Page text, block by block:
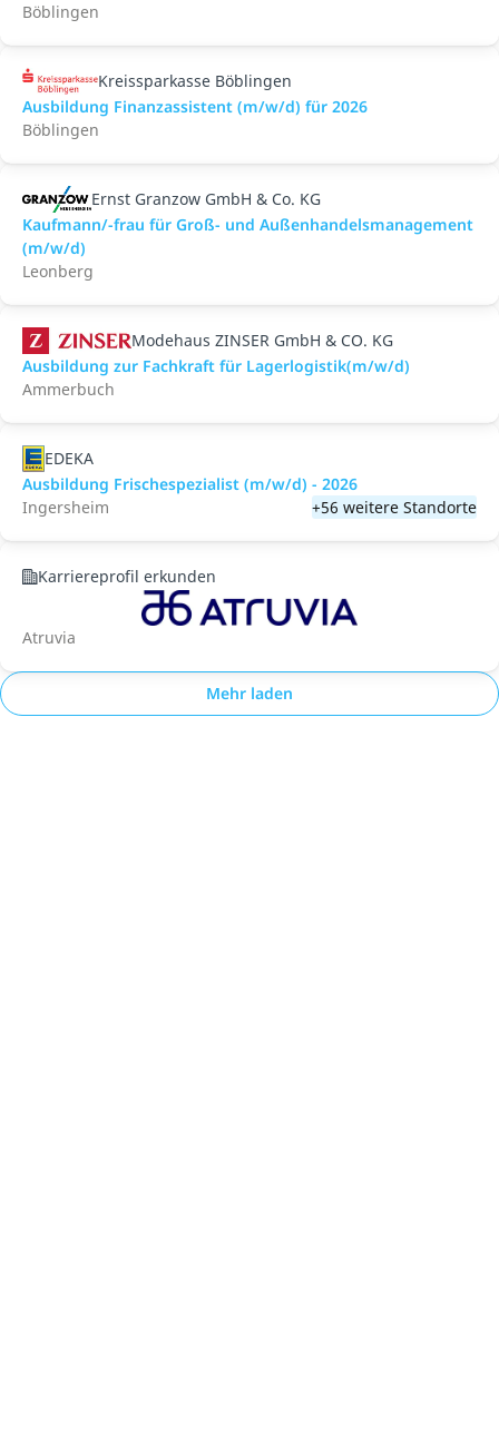
Böblingen
Kreissparkasse Böblingen
Ausbildung Finanzassistent (m/w/d) für 2026
Böblingen
Ernst Granzow GmbH & Co. KG
Kaufmann/-frau für Groß- und Außenhandelsmanagement
(m/w/d)
Leonberg
Modehaus ZINSER GmbH & CO. KG
Ausbildung zur Fachkraft für Lagerlogistik(m/w/d)
Ammerbuch
EDEKA
Ausbildung Frischespezialist (m/w/d) - 2026
Ingersheim
+56 weitere Standorte
Karriereprofil erkunden
Atruvia
Mehr laden